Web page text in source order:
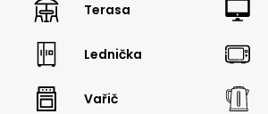
Terasa
Lednička
Vařič